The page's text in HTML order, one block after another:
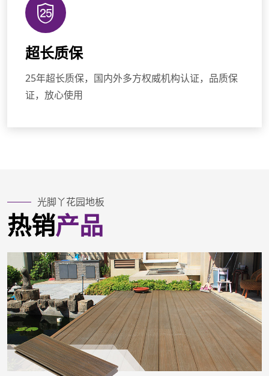
超长质保
25年超长质保，国内外多方权威机构认证，品质保
证，放心使用
光脚丫花园地板
热销产品